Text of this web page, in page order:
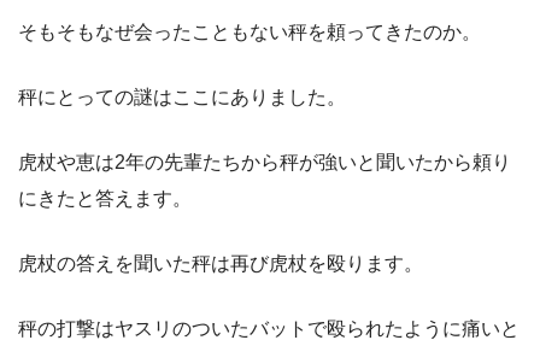
そもそもなぜ会ったこともない秤を頼ってきたのか。
秤にとっての謎はここにありました。
虎杖や恵は2年の先輩たちから秤が強いと聞いたから頼り
にきたと答えます。
虎杖の答えを聞いた秤は再び虎杖を殴ります。
秤の打撃はヤスリのついたバットで殴られたように痛いと